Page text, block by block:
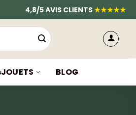
4,8/5 AVIS CLIENTS★★★★★
JOUETS BLOG